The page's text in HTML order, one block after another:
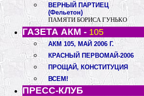
ВЕРНЫЙ ПАРТИЕЦ
(Фельетон)
ПАМЯТИ БОРИСА ГУНЬКО
ГАЗЕТА АКМ - 105
АКМ 105, МАЙ 2006 Г.
КРАСНЫЙ ПЕРВОМАЙ-2006
ПРОЩАЙ, КОНСТИТУЦИЯ
ВСЕМ!
ПРЕСС-КЛУБ